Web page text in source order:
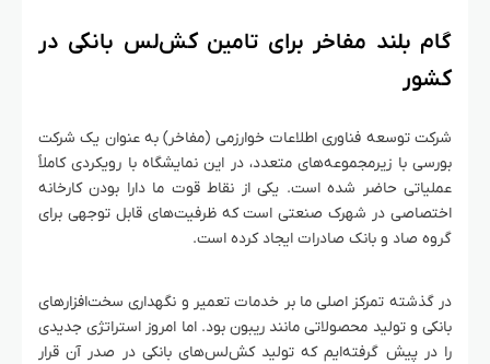
گام بلند مفاخر برای تامین کش‌لس بانکی در
کشور
شرکت توسعه فناوری اطلاعات خوارزمی (مفاخر) به عنوان یک شرکت
بورسی با زیرمجموعه‌های متعدد، در این نمایشگاه با رویکردی کاملاً
عملیاتی حاضر شده است. یکی از نقاط قوت ما دارا بودن کارخانه
اختصاصی در شهرک صنعتی است که ظرفیت‌های قابل توجهی برای
گروه صاد و بانک صادرات ایجاد کرده است.
در گذشته تمرکز اصلی ما بر خدمات تعمیر و نگهداری سخت‌افزارهای
بانکی و تولید محصولاتی مانند ریبون بود. اما امروز استراتژی جدیدی
را در پیش گرفته‌ایم که تولید کش‌لس‌های بانکی در صدر آن قرار